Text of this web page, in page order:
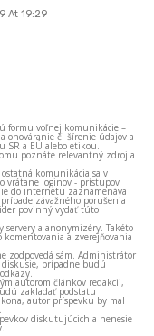
At 19:29
formu voľnej komunikácie –
ohováranie či šírenie údajov a
SR a EÚ alebo etikou.
poznáte relevantný zdroj a
komunikácia sa v
vrátane loginov - prístupov
do internetu zaznamenáva
závažného porušenia
povinný vydať túto
servery a anonymizéry. Takéto
a zverejňovania
zodpovedá sám. Administrátor
prípadne budú
autorom článkov redakcii,
zakladať podstatu
autor príspevku by mal
diskutujúcich a nenesie